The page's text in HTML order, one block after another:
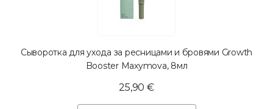
Сыворотка для ухода за ресницами и бровями Growth
Booster Maxymova, 8мл
25,90 €